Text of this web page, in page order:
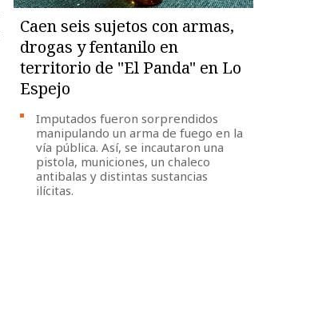
Caen seis sujetos con armas,
drogas y fentanilo en
territorio de "El Panda" en Lo
Espejo
Imputados fueron sorprendidos
manipulando un arma de fuego en la
vía pública. Así, se incautaron una
pistola, municiones, un chaleco
antibalas y distintas sustancias
ilícitas.